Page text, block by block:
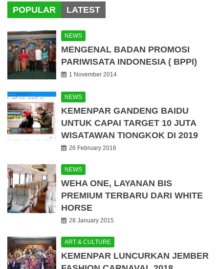
POPULAR LATEST
NEWS
MENGENAL BADAN PROMOSI
PARIWISATA INDONESIA ( BPPI)
1 November 2014
NEWS
KEMENPAR GANDENG BAIDU
UNTUK CAPAI TARGET 10 JUTA
WISATAWAN TIONGKOK DI 2019
26 February 2016
NEWS
WEHA ONE, LAYANAN BIS
PREMIUM TERBARU DARI WHITE
HORSE
28 January 2015
ART & CULTURE
KEMENPAR LUNCURKAN JEMBER